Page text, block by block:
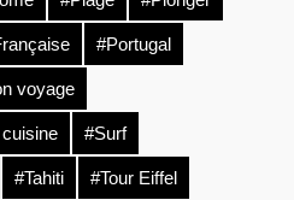
#Portugal
voyage
#Surf
#Tahiti #Tour Eiffel